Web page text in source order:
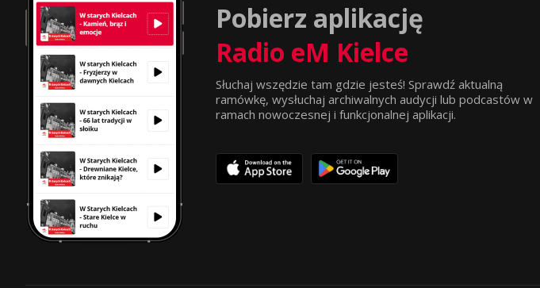
Pobierz aplikację
Radio eM Kielce
Słuchaj wszędzie tam gdzie jesteś! Sprawdź aktualną
ramówkę, wysłuchaj archiwalnych audycji lub podcastów w
ramach nowoczesnej i funkcjonalnej aplikacji.